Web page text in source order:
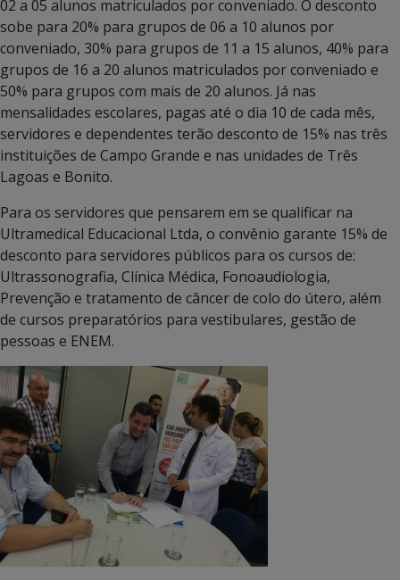
02 a 05 alunos matriculados por conveniado. O desconto
sobe para 20% para grupos de 06 a 10 alunos por
conveniado, 30% para grupos de 11 a 15 alunos, 40% para
grupos de 16 a 20 alunos matriculados por conveniado e
50% para grupos com mais de 20 alunos. Já nas
mensalidades escolares, pagas até o dia 10 de cada mês,
servidores e dependentes terão desconto de 15% nas três
instituições de Campo Grande e nas unidades de Três
Lagoas e Bonito.
Para os servidores que pensarem em se qualificar na
Ultramedical Educacional Ltda, o convênio garante 15% de
desconto para servidores públicos para os cursos de:
Ultrassonografia, Clínica Médica, Fonoaudiologia,
Prevenção e tratamento de câncer de colo do útero, além
de cursos preparatórios para vestibulares, gestão de
pessoas e ENEM.